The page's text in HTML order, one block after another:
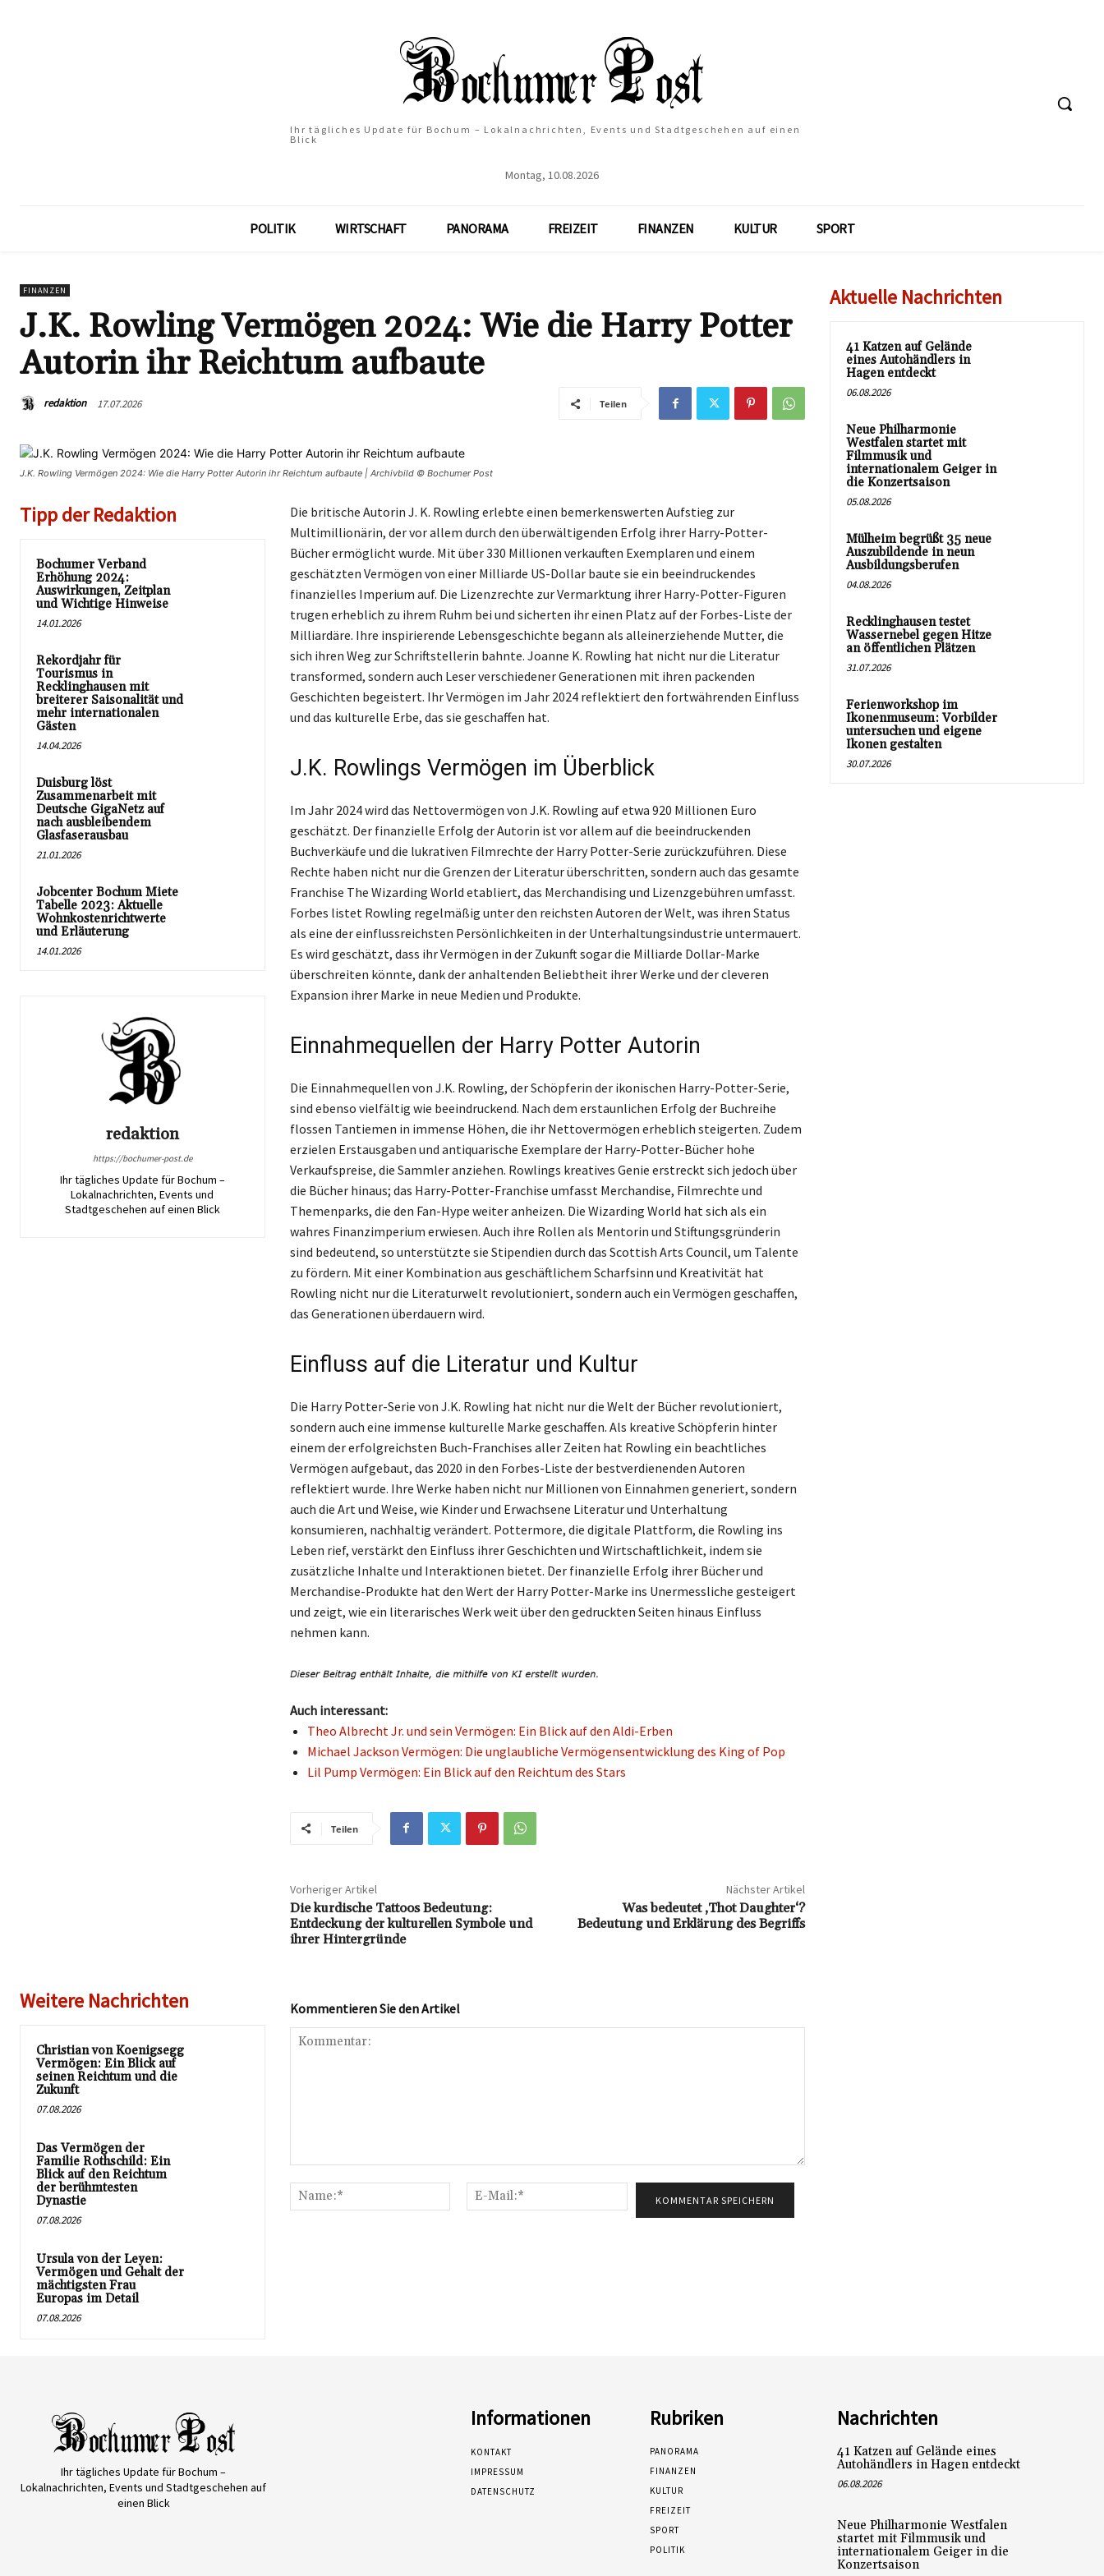
Ihr tägliches Update für Bochum – Lokalnachrichten, Events und Stadtgeschehen auf einen
Blick
Montag, 10.08.2026
POLITIK WIRTSCHAFT PANORAMA FREIZEIT FINANZEN KULTUR SPORT
FINANZEN
J.K. Rowling Vermögen 2024: Wie die Harry Potter
Autorin ihr Reichtum aufbaute
redaktion 17.07.2026 Teilen
J.K. Rowling Vermögen 2024: Wie die Harry Potter Autorin ihr Reichtum aufbaute | Archivbild © Bochumer Post
Tipp der Redaktion
Bochumer Verband
Erhöhung 2024:
Auswirkungen, Zeitplan
und Wichtige Hinweise
14.01.2026
Rekordjahr für
Tourismus in
Recklinghausen mit
breiterer Saisonalität und
mehr internationalen
Gästen
14.04.2026
Duisburg löst
Zusammenarbeit mit
Deutsche GigaNetz auf
nach ausbleibendem
Glasfaserausbau
21.01.2026
Jobcenter Bochum Miete
Tabelle 2023: Aktuelle
Wohnkostenrichtwerte
und Erläuterung
14.01.2026
redaktion
https://bochumer-post.de
Ihr tägliches Update für Bochum –
Lokalnachrichten, Events und
Stadtgeschehen auf einen Blick
Die britische Autorin J. K. Rowling erlebte einen bemerkenswerten Aufstieg zur
Multimillionärin, der vor allem durch den überwältigenden Erfolg ihrer Harry-Potter-
Bücher ermöglicht wurde. Mit über 330 Millionen verkauften Exemplaren und einem
geschätzten Vermögen von einer Milliarde US-Dollar baute sie ein beeindruckendes
finanzielles Imperium auf. Die Lizenzrechte zur Vermarktung ihrer Harry-Potter-Figuren
trugen erheblich zu ihrem Ruhm bei und sicherten ihr einen Platz auf der Forbes-Liste der
Milliardäre. Ihre inspirierende Lebensgeschichte begann als alleinerziehende Mutter, die
sich ihren Weg zur Schriftstellerin bahnte. Joanne K. Rowling hat nicht nur die Literatur
transformed, sondern auch Leser verschiedener Generationen mit ihren packenden
Geschichten begeistert. Ihr Vermögen im Jahr 2024 reflektiert den fortwährenden Einfluss
und das kulturelle Erbe, das sie geschaffen hat.
J.K. Rowlings Vermögen im Überblick
Im Jahr 2024 wird das Nettovermögen von J.K. Rowling auf etwa 920 Millionen Euro
geschätzt. Der finanzielle Erfolg der Autorin ist vor allem auf die beeindruckenden
Buchverkäufe und die lukrativen Filmrechte der Harry Potter-Serie zurückzuführen. Diese
Rechte haben nicht nur die Grenzen der Literatur überschritten, sondern auch das gesamte
Franchise The Wizarding World etabliert, das Merchandising und Lizenzgebühren umfasst.
Forbes listet Rowling regelmäßig unter den reichsten Autoren der Welt, was ihren Status
als eine der einflussreichsten Persönlichkeiten in der Unterhaltungsindustrie untermauert.
Es wird geschätzt, dass ihr Vermögen in der Zukunft sogar die Milliarde Dollar-Marke
überschreiten könnte, dank der anhaltenden Beliebtheit ihrer Werke und der cleveren
Expansion ihrer Marke in neue Medien und Produkte.
Einnahmequellen der Harry Potter Autorin
Die Einnahmequellen von J.K. Rowling, der Schöpferin der ikonischen Harry-Potter-Serie,
sind ebenso vielfältig wie beeindruckend. Nach dem erstaunlichen Erfolg der Buchreihe
flossen Tantiemen in immense Höhen, die ihr Nettovermögen erheblich steigerten. Zudem
erzielen Erstausgaben und antiquarische Exemplare der Harry-Potter-Bücher hohe
Verkaufspreise, die Sammler anziehen. Rowlings kreatives Genie erstreckt sich jedoch über
die Bücher hinaus; das Harry-Potter-Franchise umfasst Merchandise, Filmrechte und
Themenparks, die den Fan-Hype weiter anheizen. Die Wizarding World hat sich als ein
wahres Finanzimperium erwiesen. Auch ihre Rollen als Mentorin und Stiftungsgründerin
sind bedeutend, so unterstützte sie Stipendien durch das Scottish Arts Council, um Talente
zu fördern. Mit einer Kombination aus geschäftlichem Scharfsinn und Kreativität hat
Rowling nicht nur die Literaturwelt revolutioniert, sondern auch ein Vermögen geschaffen,
das Generationen überdauern wird.
Einfluss auf die Literatur und Kultur
Die Harry Potter-Serie von J.K. Rowling hat nicht nur die Welt der Bücher revolutioniert,
sondern auch eine immense kulturelle Marke geschaffen. Als kreative Schöpferin hinter
einem der erfolgreichsten Buch-Franchises aller Zeiten hat Rowling ein beachtliches
Vermögen aufgebaut, das 2020 in den Forbes-Liste der bestverdienenden Autoren
reflektiert wurde. Ihre Werke haben nicht nur Millionen von Einnahmen generiert, sondern
auch die Art und Weise, wie Kinder und Erwachsene Literatur und Unterhaltung
konsumieren, nachhaltig verändert. Pottermore, die digitale Plattform, die Rowling ins
Leben rief, verstärkt den Einfluss ihrer Geschichten und Wirtschaftlichkeit, indem sie
zusätzliche Inhalte und Interaktionen bietet. Der finanzielle Erfolg ihrer Bücher und
Merchandise-Produkte hat den Wert der Harry Potter-Marke ins Unermessliche gesteigert
und zeigt, wie ein literarisches Werk weit über den gedruckten Seiten hinaus Einfluss
nehmen kann.
Auch interessant:
Theo Albrecht Jr. und sein Vermögen: Ein Blick auf den Aldi-Erben
Michael Jackson Vermögen: Die unglaubliche Vermögensentwicklung des King of Pop
Lil Pump Vermögen: Ein Blick auf den Reichtum des Stars
Teilen
Vorheriger Artikel
Die kurdische Tattoos Bedeutung:
Entdeckung der kulturellen Symbole und
ihrer Hintergründe
Nächster Artikel
Was bedeutet ‚Thot Daughter‘?
Bedeutung und Erklärung des Begriffs
Weitere Nachrichten
Christian von Koenigsegg
Vermögen: Ein Blick auf
seinen Reichtum und die
Zukunft
07.08.2026
Das Vermögen der
Familie Rothschild: Ein
Blick auf den Reichtum
der berühmtesten
Dynastie
07.08.2026
Ursula von der Leyen:
Vermögen und Gehalt der
mächtigsten Frau
Europas im Detail
07.08.2026
Kommentieren Sie den Artikel
Name:*
Mail:*
Aktuelle Nachrichten
41 Katzen auf Gelände
eines Autohändlers in
Hagen entdeckt
06.08.2026
Neue Philharmonie
Westfalen startet mit
Filmmusik und
internationalem Geiger in
die Konzertsaison
05.08.2026
Mülheim begrüßt 35 neue
Auszubildende in neun
Ausbildungsberufen
04.08.2026
Recklinghausen testet
Wassernebel gegen Hitze
an öffentlichen Plätzen
31.07.2026
Ferienworkshop im
Ikonenmuseum: Vorbilder
untersuchen und eigene
Ikonen gestalten
30.07.2026
Ihr tägliches Update für Bochum –
Lokalnachrichten, Events und Stadtgeschehen auf
einen Blick
Informationen
KONTAKT
IMPRESSUM
DATENSCHUTZ
Rubriken
PANORAMA
FINANZEN
KULTUR
FREIZEIT
SPORT
POLITIK
Nachrichten
41 Katzen auf Gelände eines
Autohändlers in Hagen entdeckt
06.08.2026
Neue Philharmonie Westfalen
startet mit Filmmusik und
internationalem Geiger in die
Konzertsaison